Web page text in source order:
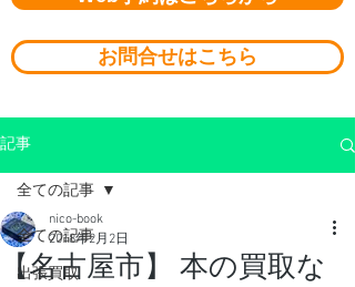
お問合せはこちら
記事
全ての記事
出張買取
全ての記事
【名古屋市】 本の買取な
nico-book
2018年2月2日